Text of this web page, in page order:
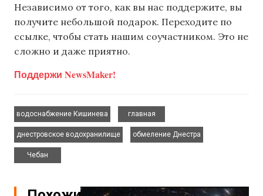
Независимо от того, как вы нас поддержите, вы
получите небольшой подарок. Переходите по
ссылке, чтобы стать нашим соучастником. Это не
сложно и даже приятно.
Поддержи NewsMaker!
водоснабжение Кишинева
главная
днестровское водохранилище
обмеление Днестра
Чебан